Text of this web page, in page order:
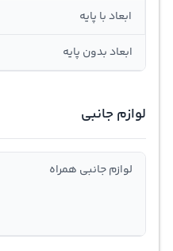
ابعاد با پایه
ابعاد بدون پایه
لوازم جانبی
لوازم جانبی همراه